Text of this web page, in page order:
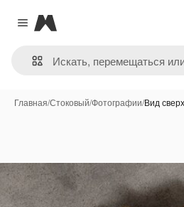
Close menu
Magnific
Главная/Стоковый/Фотографии/Вид